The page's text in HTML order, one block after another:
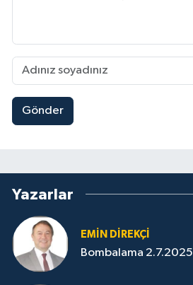
Gönder
Yazarlar
EMIN DIREKÇI
Bombalama 2.7.2025